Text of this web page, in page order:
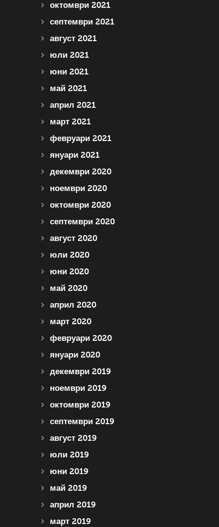
октомври 2021
септември 2021
август 2021
юли 2021
юни 2021
май 2021
април 2021
март 2021
февруари 2021
януари 2021
декември 2020
ноември 2020
октомври 2020
септември 2020
август 2020
юли 2020
юни 2020
май 2020
април 2020
март 2020
февруари 2020
януари 2020
декември 2019
ноември 2019
октомври 2019
септември 2019
август 2019
юли 2019
юни 2019
май 2019
април 2019
март 2019